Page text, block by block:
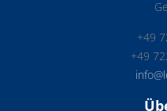
+49
+49